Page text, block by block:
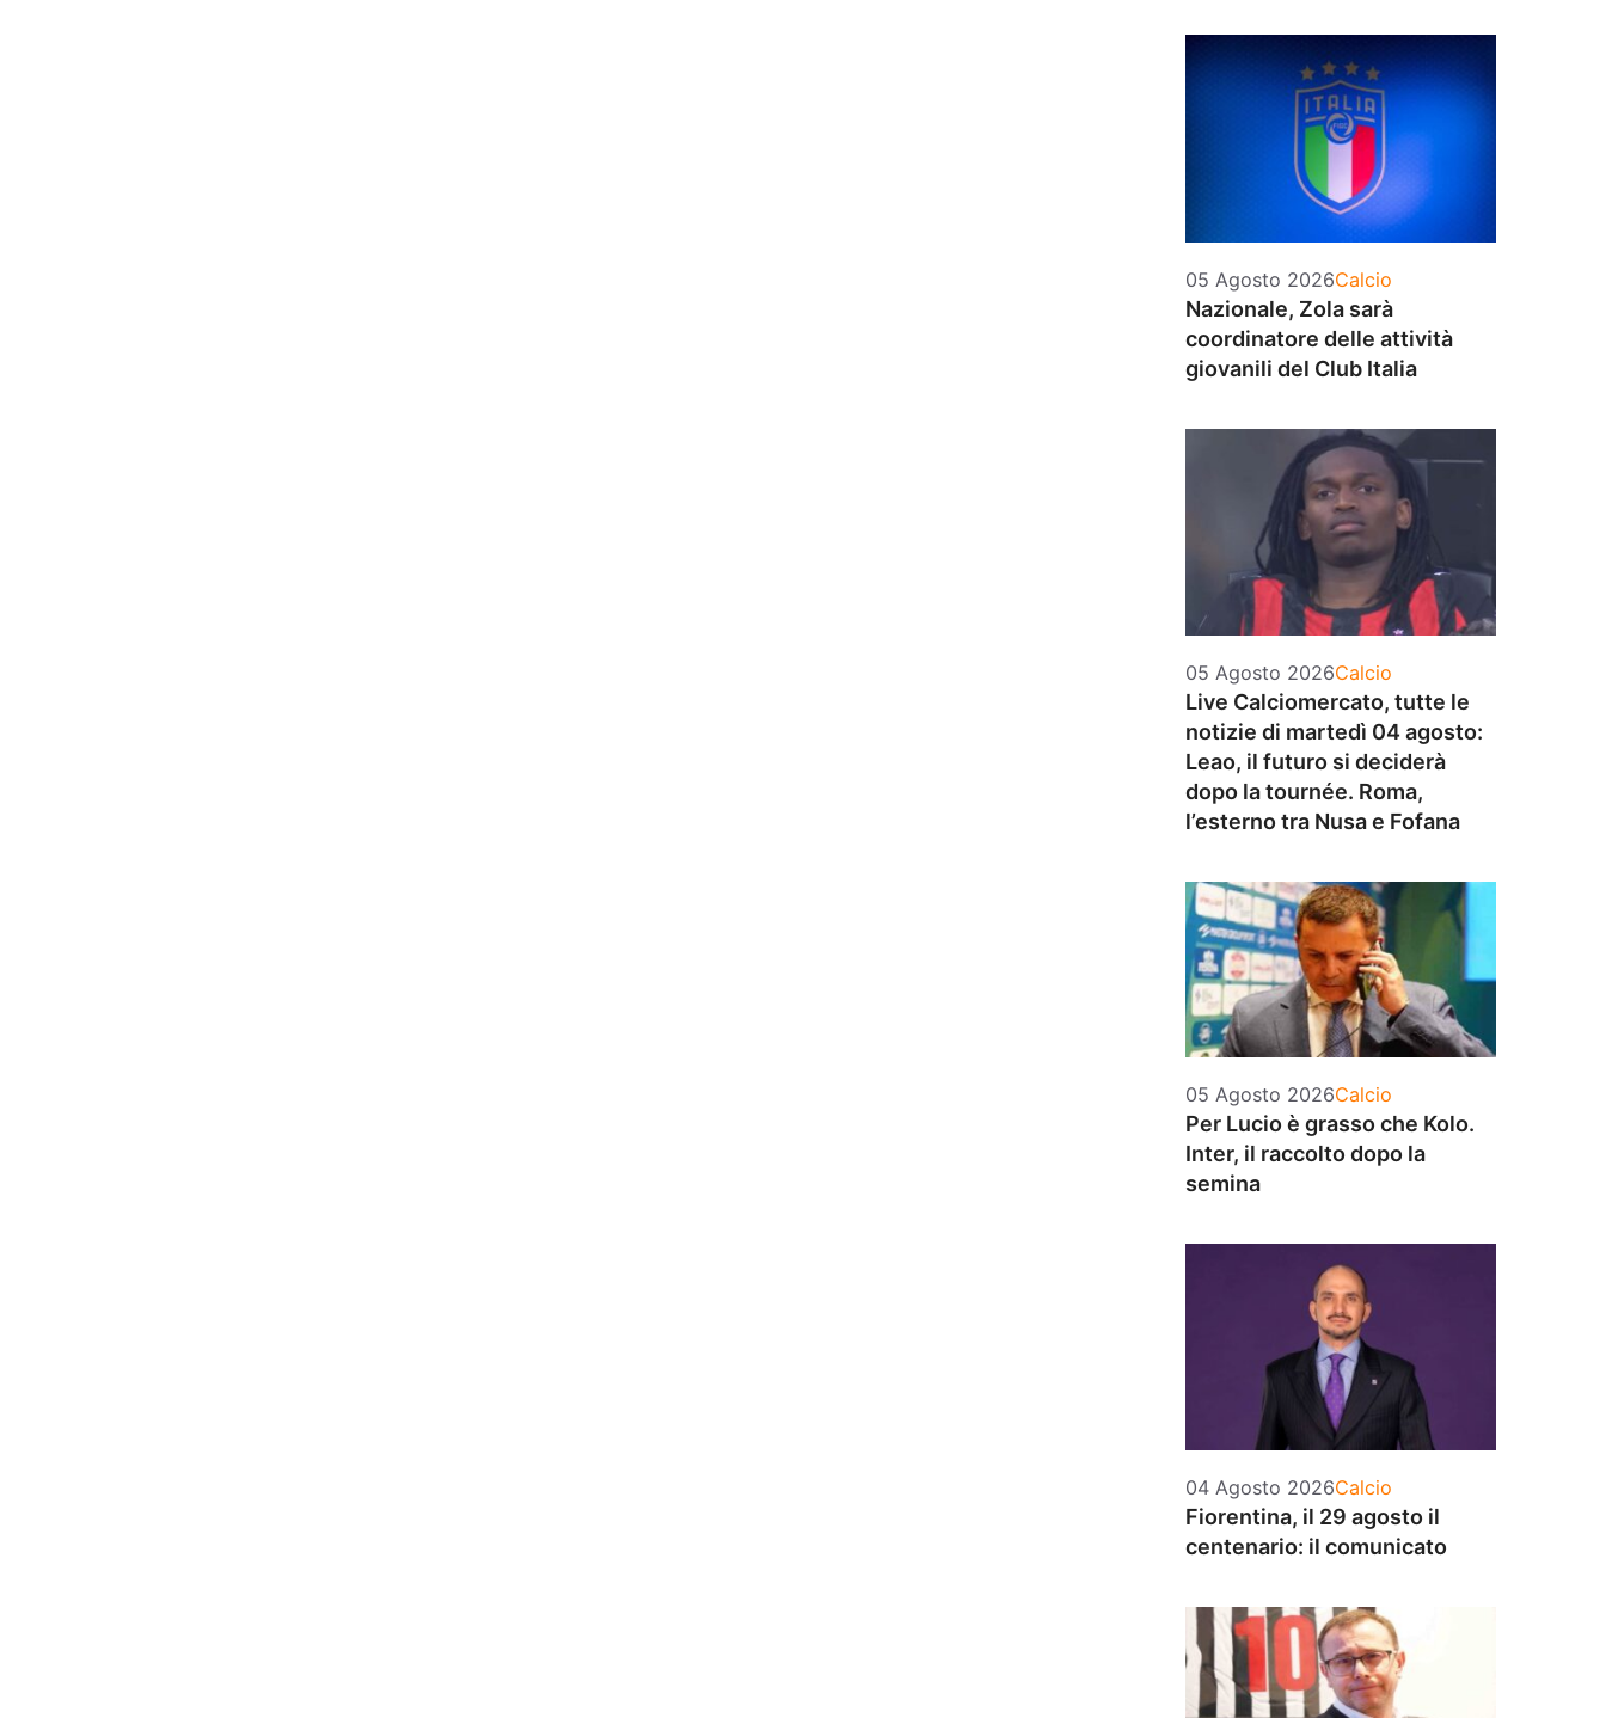
05 Agosto 2026Categorie
Calcio
Nazionale, Zola sarà
coordinatore delle attività
giovanili del Club Italia
05 Agosto 2026Categorie
Calcio
Live Calciomercato, tutte le
notizie di martedì 04 agosto:
Leao, il futuro si deciderà
dopo la tournée. Roma,
l’esterno tra Nusa e Fofana
05 Agosto 2026Categorie
Calcio
Per Lucio è grasso che Kolo.
Inter, il raccolto dopo la
semina
04 Agosto 2026Categorie
Calcio
Fiorentina, il 29 agosto il
centenario: il comunicato